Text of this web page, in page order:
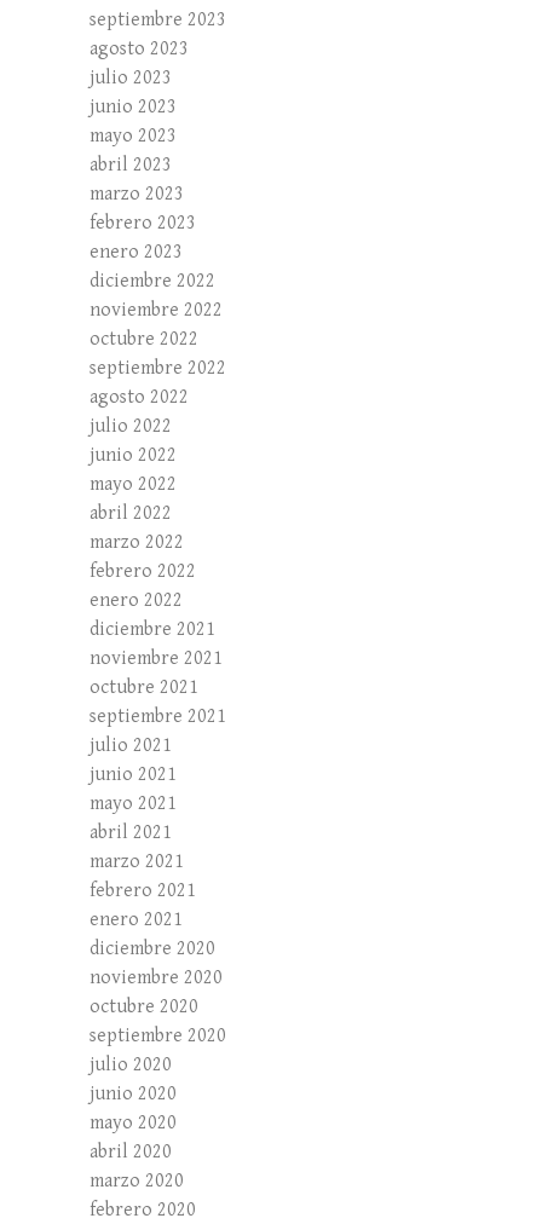
septiembre 2023
agosto 2023
julio 2023
junio 2023
mayo 2023
abril 2023
marzo 2023
febrero 2023
enero 2023
diciembre 2022
noviembre 2022
octubre 2022
septiembre 2022
agosto 2022
julio 2022
junio 2022
mayo 2022
abril 2022
marzo 2022
febrero 2022
enero 2022
diciembre 2021
noviembre 2021
octubre 2021
septiembre 2021
julio 2021
junio 2021
mayo 2021
abril 2021
marzo 2021
febrero 2021
enero 2021
diciembre 2020
noviembre 2020
octubre 2020
septiembre 2020
julio 2020
junio 2020
mayo 2020
abril 2020
marzo 2020
febrero 2020